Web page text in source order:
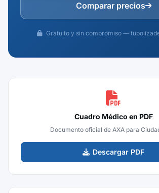
Comparar precios
Gratuito y sin compromiso —
Cuadro Médico en PDF
Documento oficial de AXA para
Descargar PDF